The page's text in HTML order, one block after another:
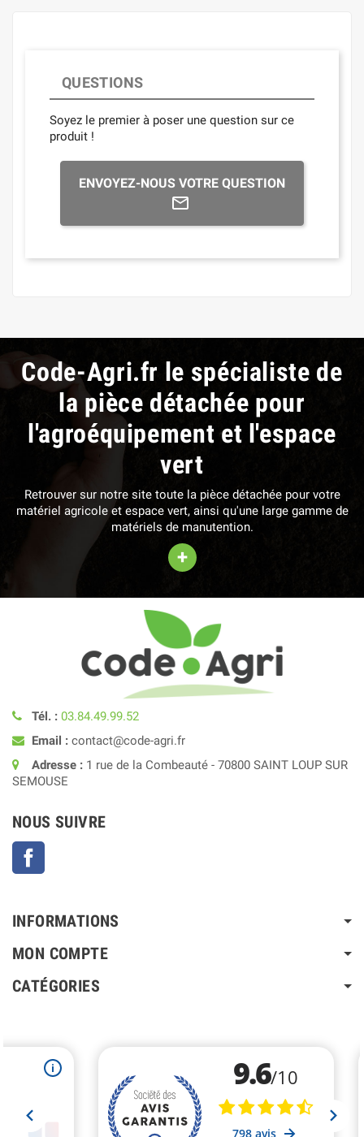
QUESTIONS
Soyez le premier à poser une question sur ce
produit !
ENVOYEZ-NOUS VOTRE QUESTION
Code-Agri.fr le spécialiste de
la pièce détachée pour
l'agroéquipement et l'espace
vert
Retrouver sur notre site toute la pièce détachée pour votre
matériel agricole et espace vert, ainsi qu'une large gamme de
matériels de manutention.
+
Tél. : 03.84.49.99.52
Email : contact@code-agri.fr
Adresse : 1 rue de la Combeauté - 70800 SAINT LOUP SUR
SEMOUSE
NOUS SUIVRE
INFORMATIONS
MON COMPTE
CATÉGORIES